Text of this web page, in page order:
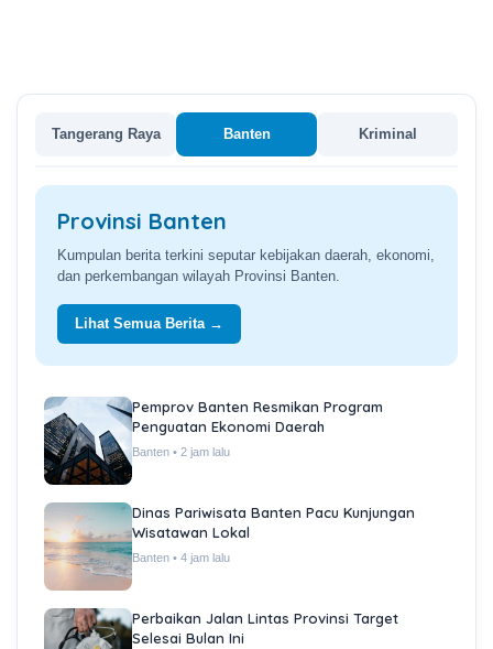
Tangerang Raya Banten Kriminal
Provinsi Banten
Kumpulan berita terkini seputar kebijakan daerah, ekonomi,
dan perkembangan wilayah Provinsi Banten.
Lihat Semua Berita →
Pemprov Banten Resmikan Program
Penguatan Ekonomi Daerah
Banten • 2 jam lalu
Dinas Pariwisata Banten Pacu Kunjungan
Wisatawan Lokal
Banten • 4 jam lalu
Perbaikan Jalan Lintas Provinsi Target
Selesai Bulan Ini